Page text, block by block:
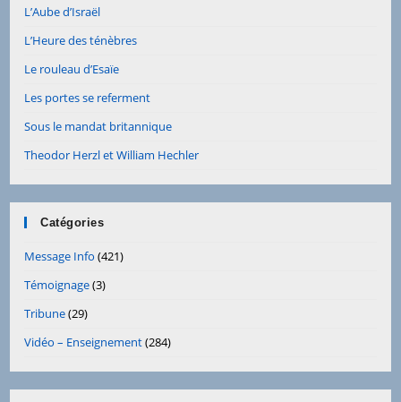
L’Aube d’Israël
L’Heure des ténèbres
Le rouleau d’Esaïe
Les portes se referment
Sous le mandat britannique
Theodor Herzl et William Hechler
Catégories
Message Info (421)
Témoignage(3)
Tribune(29)
Vidéo – Enseignement(284)